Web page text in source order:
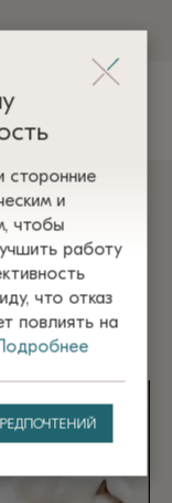
и приятны
из хлопка
и
сторонние
и
чтобы
работу
что отказ
повлиять на